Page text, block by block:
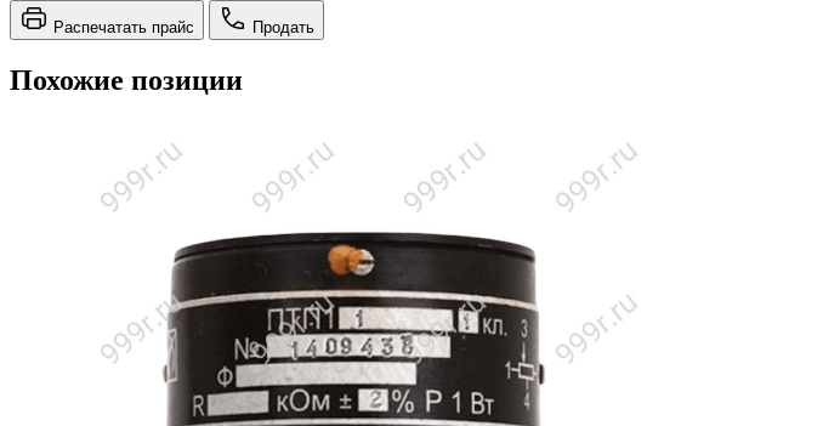
Распечатать прайс Продать
Похожие позиции